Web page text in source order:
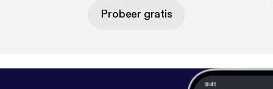
Probeer gratis